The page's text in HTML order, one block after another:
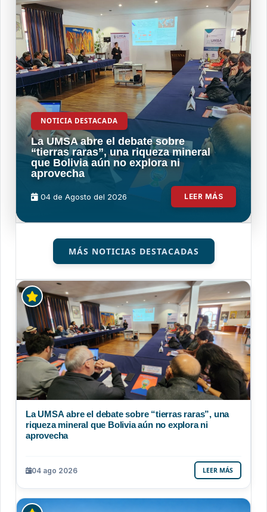
NOTICIA DESTACADA
La UMSA abre el debate sobre
“tierras raras”, una riqueza mineral
que Bolivia aún no explora ni
aprovecha
04 de Agosto del 2026 LEER MÁS
MÁS NOTICIAS DESTACADAS
La UMSA abre el debate sobre “tierras raras”, una
riqueza mineral que Bolivia aún no explora ni
aprovecha
04 ago 2026 LEER MÁS